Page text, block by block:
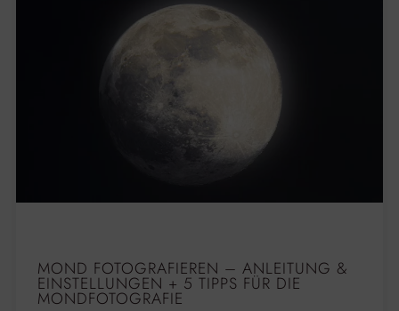
MOND FOTOGRAFIEREN – ANLEITUNG &
EINSTELLUNGEN + 5 TIPPS FÜR DIE
MONDFOTOGRAFIE